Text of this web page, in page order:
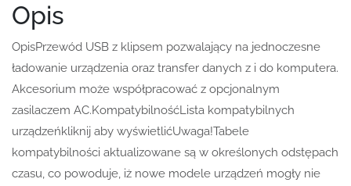
Opis
OpisPrzewód USB z klipsem pozwalający na jednoczesne
ładowanie urządzenia oraz transfer danych z i do komputera.
Akcesorium może współpracować z opcjonalnym
zasilaczem AC.KompatybilnośćLista kompatybilnych
urządzeńkliknij aby wyświetlićUwaga!Tabele
kompatybilności aktualizowane są w określonych odstępach
czasu, co powoduje, iż nowe modele urządzeń mogły nie